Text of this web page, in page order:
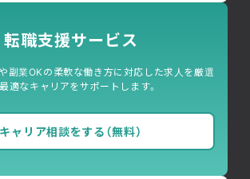
転職支援サービス
副業OKの柔軟な働き方に対応した求人を厳選
最適なキャリアをサポートします。
キャリア相談をする（無料）